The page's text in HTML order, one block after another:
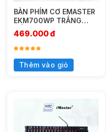
BÀN PHÍM CƠ EMASTER
EKM700WP TRẮNG
HỒNG
469.000đ
Thêm vào giỏ